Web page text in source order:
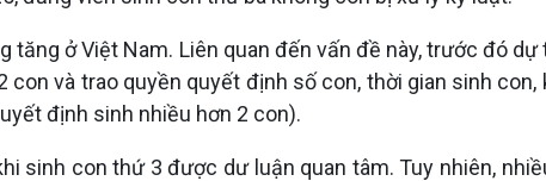
ở Việt Nam. Liên quan đến vấn đề này, trước đó
và trao quyền quyết định số con, thời gian sinh
định sinh nhiều hơn 2 con).
sinh con thứ 3 được dư luận quan tâm. Tuy nhiên,